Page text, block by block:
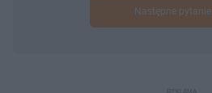
Następne pytanie